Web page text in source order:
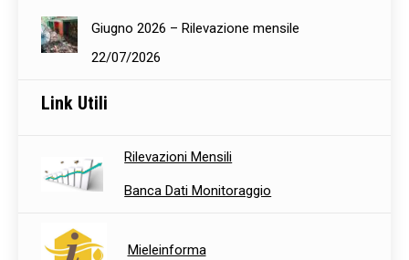
Giugno 2026 – Rilevazione mensile
22/07/2026
Link Utili
Rilevazioni Mensili
Banca Dati Monitoraggio
Mieleinforma